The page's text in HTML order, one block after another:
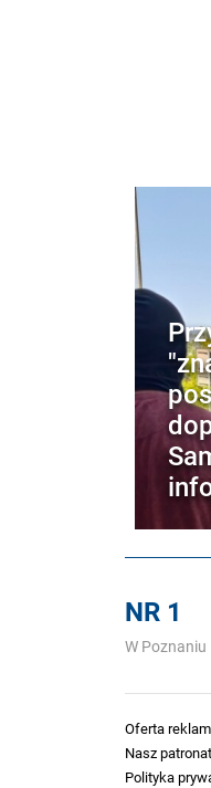
NR 1
W Poznaniu
Oferta
Nasz patronat
Polityka